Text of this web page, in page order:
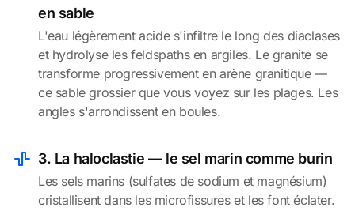
en sable
L'eau légèrement acide s'infiltre le long des diaclases
et hydrolyse les feldspaths en argiles. Le granite se
transforme progressivement en arène granitique —
ce sable grossier que vous voyez sur les plages. Les
angles s'arrondissent en boules.
3. La haloclastie — le sel marin comme burin
Les sels marins (sulfates de sodium et magnésium)
cristallisent dans les microfissures et les font éclater.